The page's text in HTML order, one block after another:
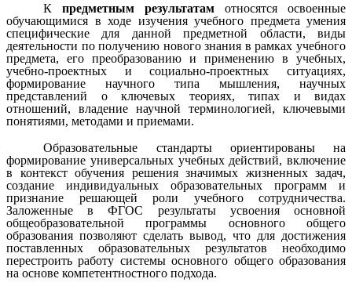
Кпредметным результатам относятся освоенные
обучающимися в ходе изучения учебного предмета умения
специфические для данной предметной области, виды
деятельности по получению нового знания в рамках учебного
предмета, его преобразованию и применению в учебных,
учебно-проектных и социально-проектных ситуациях,
формирование научного типа мышления, научных
представлений о ключевых теориях, типах и видах
отношений, владение научной терминологией, ключевыми
понятиями, методами и приемами.
Образовательные стандарты ориентированы на
формирование универсальных учебных действий, включение
в контекст обучения решения значимых жизненных задач,
создание индивидуальных образовательных программ и
признание решающей роли учебного сотрудничества.
Заложенные в ФГОС результаты усвоения основной
общеобразовательной программы основного общего
образования позволяют сделать вывод, что для достижения
поставленных образовательных результатов необходимо
перестроить работу системы основного общего образования
на основе компетентностного подхода.